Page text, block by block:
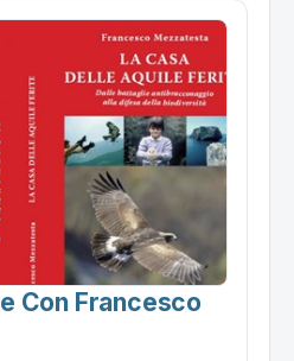
Con Francesco